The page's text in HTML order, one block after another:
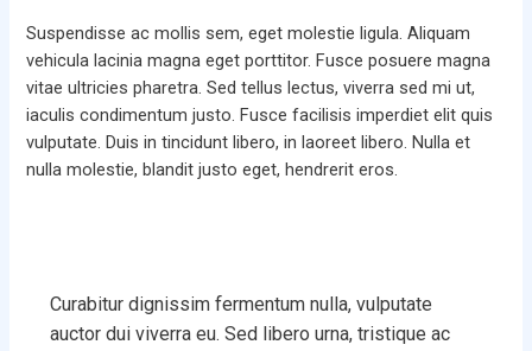
Suspendisse ac mollis sem, eget molestie ligula. Aliquam
vehicula lacinia magna eget porttitor. Fusce posuere magna
vitae ultricies pharetra. Sed tellus lectus, viverra sed mi ut,
iaculis condimentum justo. Fusce facilisis imperdiet elit quis
vulputate. Duis in tincidunt libero, in laoreet libero. Nulla et
nulla molestie, blandit justo eget, hendrerit eros.
Curabitur dignissim fermentum nulla, vulputate
auctor dui viverra eu. Sed libero urna, tristique ac